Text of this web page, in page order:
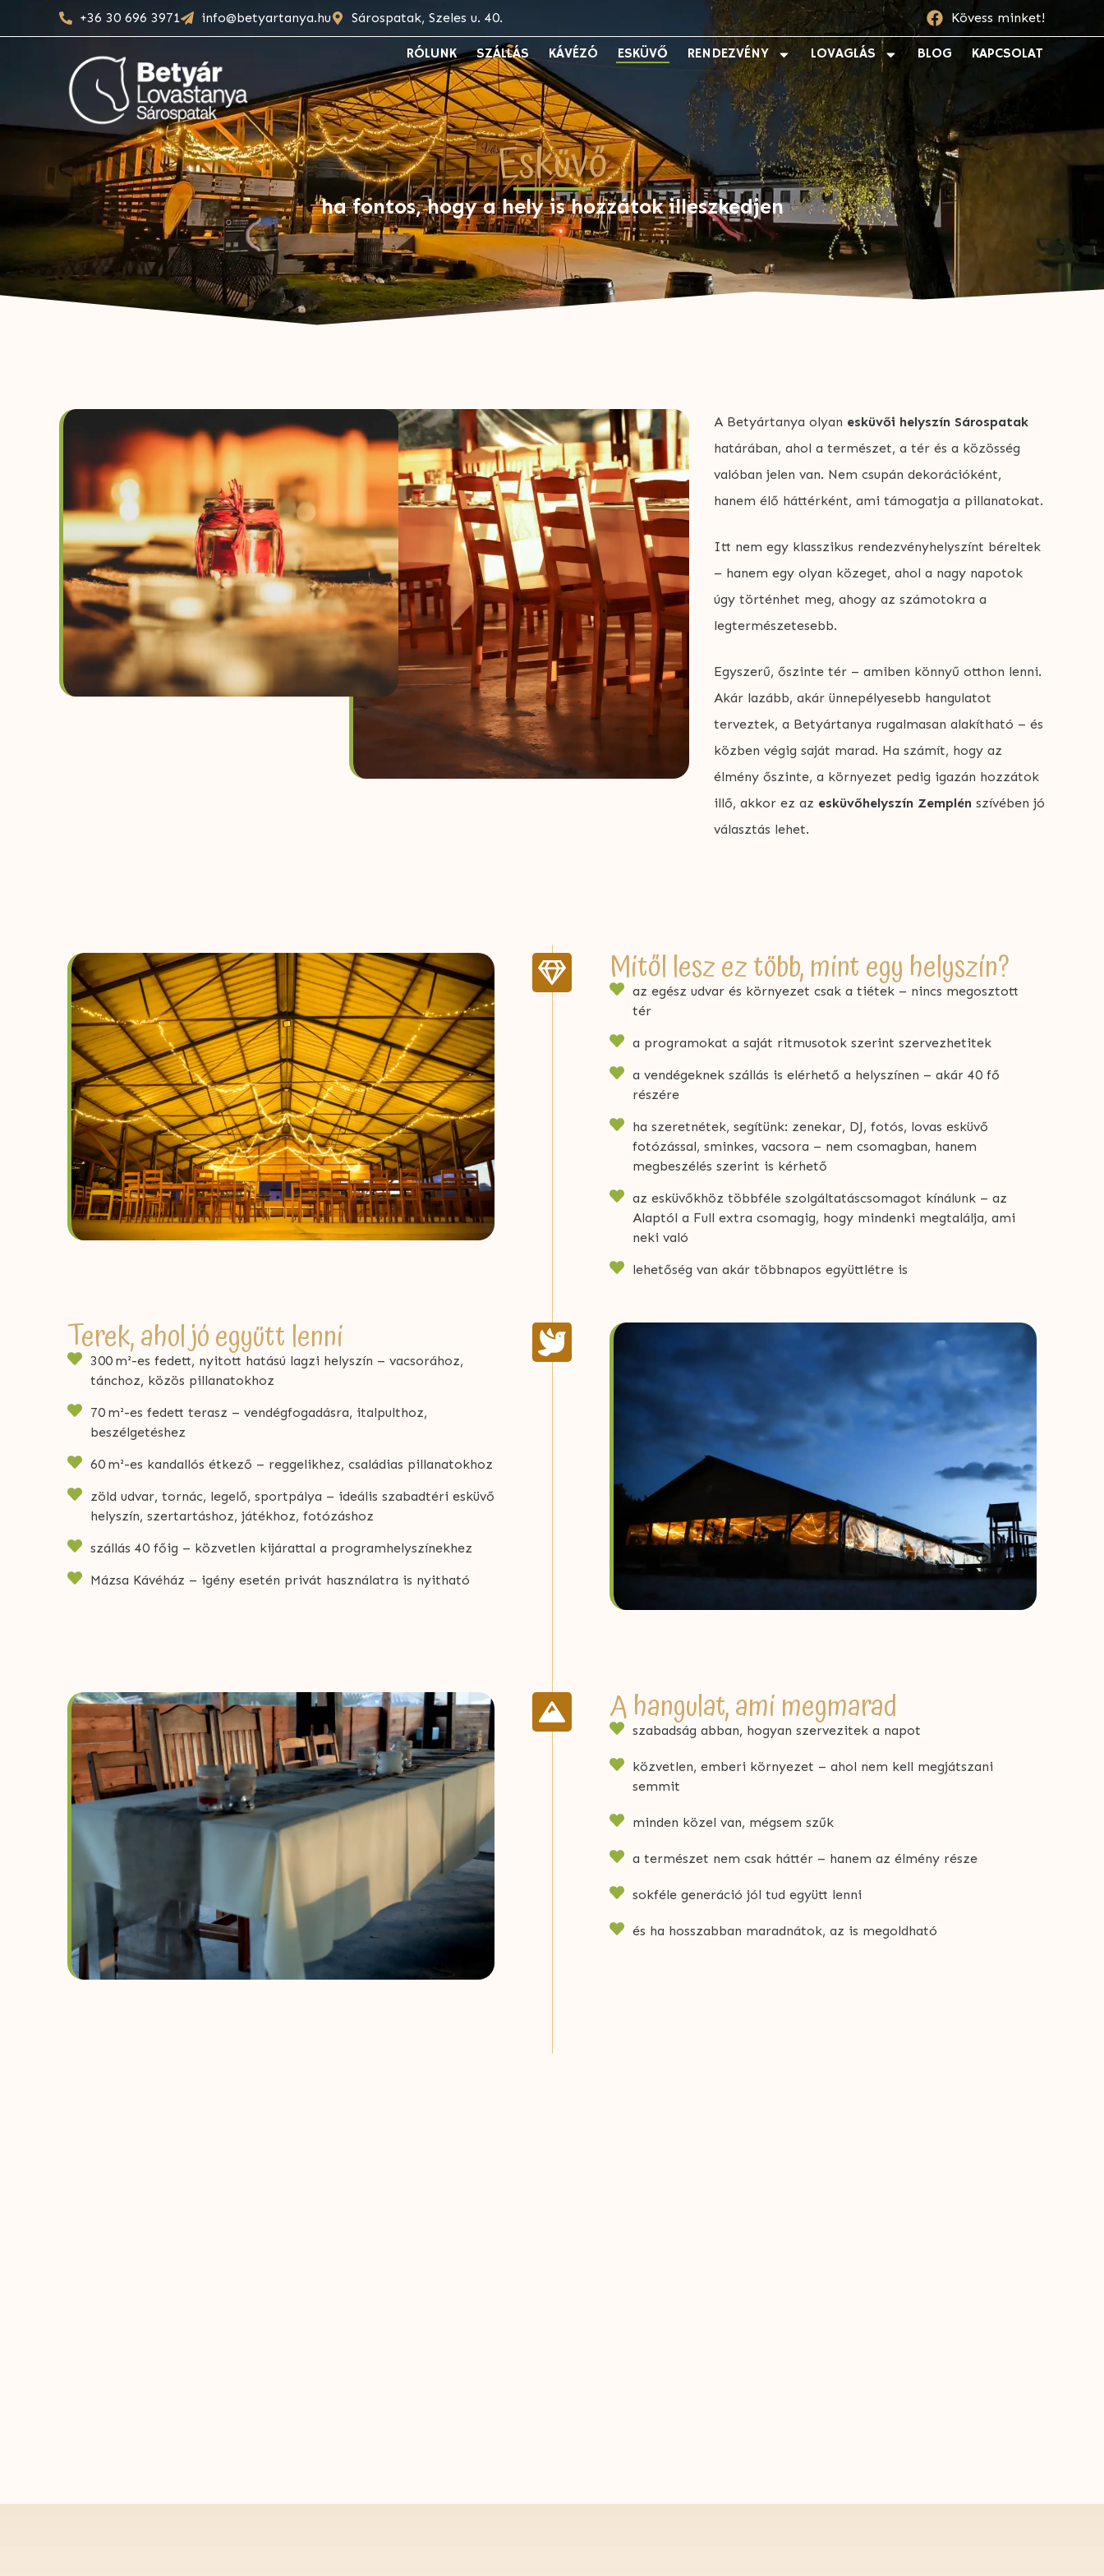
+36 30 696 3971 info@betyartanya.hu Sárospatak, Szeles u. 40. Kövess minket!
RÓLUNK SZÁLLÁS KÁVÉZÓ ESKÜVŐ RENDEZVÉNY LOVAGLÁS BLOG KAPCSOLAT
Esküvő
ha fontos, hogy a hely is hozzátok illeszkedjen
A Betyártanya olyan esküvői helyszín Sárospatak
határában, ahol a természet, a tér és a közösség
valóban jelen van. Nem csupán dekorációként,
hanem élő háttérként, ami támogatja a pillanatokat.
Itt nem egy klasszikus rendezvényhelyszínt béreltek
– hanem egy olyan közeget, ahol a nagy napotok
úgy történhet meg, ahogy az számotokra a
legtermészetesebb.
Egyszerű, őszinte tér – amiben könnyű otthon lenni.
Akár lazább, akár ünnepélyesebb hangulatot
terveztek, a Betyártanya rugalmasan alakítható – és
közben végig saját marad. Ha számít, hogy az
élmény őszinte, a környezet pedig igazán hozzátok
illő, akkor ez az esküvőhelyszín Zemplén szívében jó
választás lehet.
Mitől lesz ez több, mint egy helyszín?
az egész udvar és környezet csak a tiétek – nincs megosztott
tér
a programokat a saját ritmusotok szerint szervezhetitek
a vendégeknek szállás is elérhető a helyszínen – akár 40 fő
részére
ha szeretnétek, segítünk: zenekar, DJ, fotós, lovas esküvő
fotózással, sminkes, vacsora – nem csomagban, hanem
megbeszélés szerint is kérhető
az esküvőkhöz többféle szolgáltatáscsomagot kínálunk – az
Alaptól a Full extra csomagig, hogy mindenki megtalálja, ami
neki való
lehetőség van akár többnapos együttlétre is
Terek, ahol jó együtt lenni
300 m²-es fedett, nyitott hatású lagzi helyszín – vacsorához,
tánchoz, közös pillanatokhoz
70 m²-es fedett terasz – vendégfogadásra, italpulthoz,
beszélgetéshez
60 m²-es kandallós étkező – reggelikhez, családias pillanatokhoz
zöld udvar, tornác, legelő, sportpálya – ideális szabadtéri esküvő
helyszín, szertartáshoz, játékhoz, fotózáshoz
szállás 40 főig – közvetlen kijárattal a programhelyszínekhez
Mázsa Kávéház – igény esetén privát használatra is nyitható
A hangulat, ami megmarad
szabadság abban, hogyan szervezitek a napot
közvetlen, emberi környezet – ahol nem kell megjátszani
semmit
minden közel van, mégsem szűk
a természet nem csak háttér – hanem az élmény része
sokféle generáció jól tud együtt lenni
és ha hosszabban maradnátok, az is megoldható